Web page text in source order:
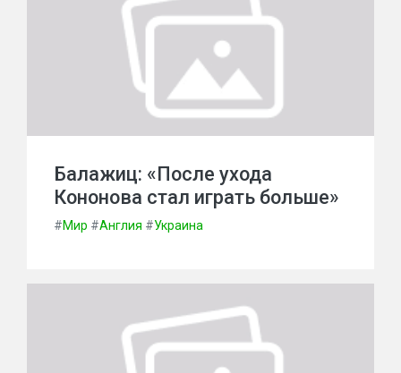
Балажиц: «После ухода
Кононова стал играть больше»
#Мир #Англия #Украина